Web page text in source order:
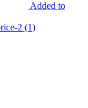
Added to